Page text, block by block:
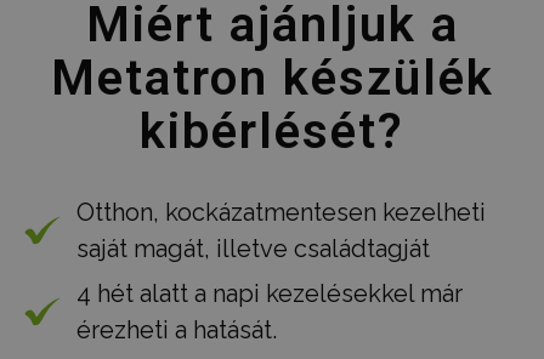
Miért ajánljuk a
Metatron készülék
kibérlését?
Otthon, kockázatmentesen kezelheti
saját magát, illetve családtagját
4 hét alatt a napi kezelésekkel már
érezheti a hatását.